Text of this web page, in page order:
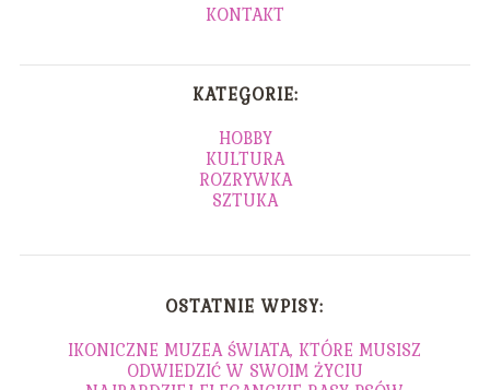
KONTAKT
KATEGORIE:
HOBBY
KULTURA
ROZRYWKA
SZTUKA
OSTATNIE WPISY:
IKONICZNE MUZEA ŚWIATA, KTÓRE MUSISZ
ODWIEDZIĆ W SWOIM ŻYCIU